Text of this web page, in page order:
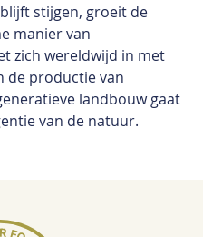
stijgen, groeit de
manier van
zich wereldwijd in met
de productie van
landbouw gaat
van de natuur.